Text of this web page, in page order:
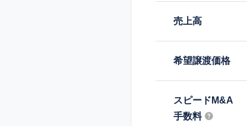
売上高
希望譲渡価格
スピードM&A
手数料